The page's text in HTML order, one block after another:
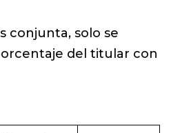
conjunta, solo se
del titular con